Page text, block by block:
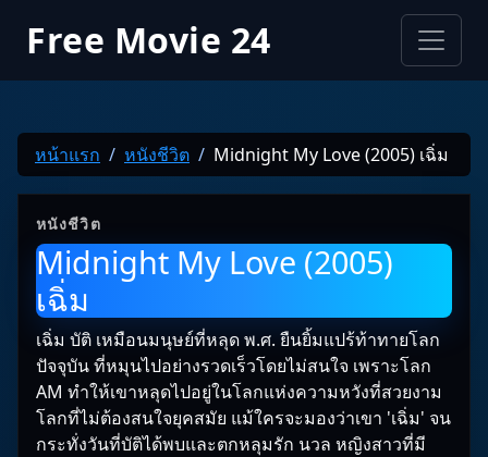
Free Movie 24
หน้าแรก หนังชีวิต Midnight My Love (2005) เฉิ่ม
หนังชีวิต
Midnight My Love (2005)
เฉิ่ม
เฉิ่ม บัติ เหมือนมนุษย์ที่หลุด พ.ศ. ยืนยิ้มแปร้ท้าทายโลก
ปัจจุบัน ที่หมุนไปอย่างรวดเร็วโดยไม่สนใจ เพราะโลก
AM ทำให้เขาหลุดไปอยู่ในโลกแห่งความหวังที่สวยงาม
โลกที่ไม่ต้องสนใจยุคสมัย แม้ใครจะมองว่าเขา 'เฉิ่ม' จน
กระทั่งวันที่บัติได้พบและตกหลุมรัก นวล หญิงสาวที่มี